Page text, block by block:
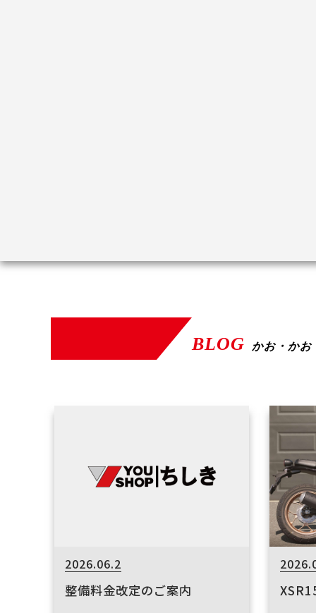
BLOG かお・かお
2026.06.2
整備料金改定のご案内